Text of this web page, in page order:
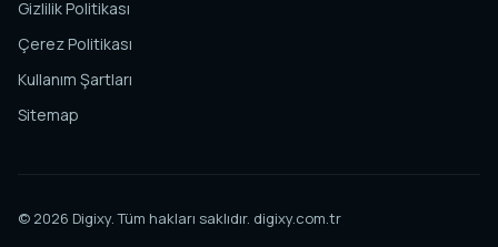
Gizlilik Politikası
Çerez Politikası
Kullanım Şartları
Sitemap
© 2026 Digixy. Tüm hakları saklıdır. digixy.com.tr